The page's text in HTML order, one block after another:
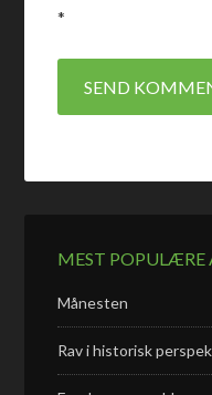
*
MEST POPULÆRE
Månesten
Rav i historisk